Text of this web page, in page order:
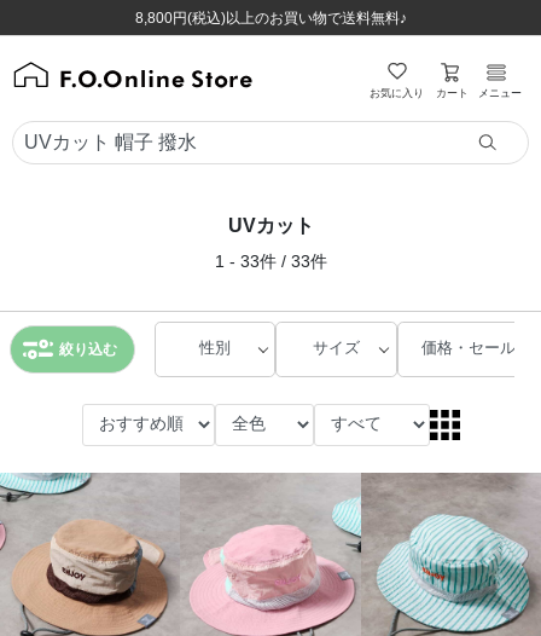
8,800円(税込)以上のお買い物で送料無料♪
ほぼ全品半額！！8/12(水)お昼12:59まで！！
8,800円(税込)以上のお買い物で送料無料♪
ほぼ全品半額！！8/12(水)お昼12:59まで！！
お気に入り カート メニュー
UVカット
1 - 33件 / 33件
絞り込む 性別 サイズ 価格・セール